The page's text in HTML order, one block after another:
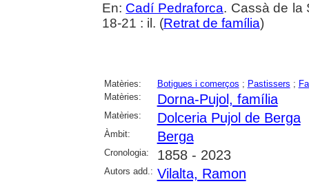
En: Cadí Pedraforca. Cassà de la
18-21 : il. (Retrat de família)
Matèries: Botigues i comerços ; Pastissers ;
Matèries:
Dorna-Pujol, família
Matèries: Dolceria Pujol de Berga
Àmbit: Berga
Cronologia: 1858 - 2023
Autors add.: Vilalta, Ramon